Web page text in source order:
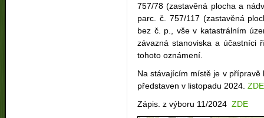
757/78 (zastavěná plocha a
parc. č. 757/117 (zastavěná
bez č. p., vše v katastrálním
závazná stanoviska a
tohoto oznámení.
Na stávajícím místě je v
představen v listopadu 2024.ZDE
Zápis. z výboru 11/2024 ZDE